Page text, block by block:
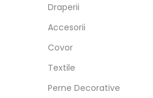
Draperii
Accesorii
Covor
Textile
Perne Decorative